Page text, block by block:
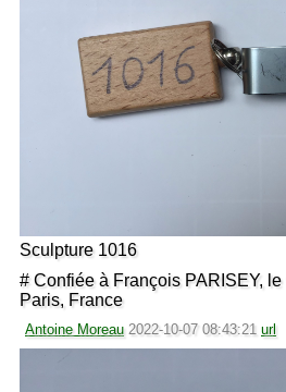
Sculpture 1016
# Confiée à François PARISEY,
Paris, France
Antoine Moreau 2022-10-07 08:43:21 url